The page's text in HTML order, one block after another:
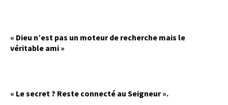
« Dieu n’est pas un moteur de recherche mais le
véritable ami »
« Le secret ? Reste connecté au Seigneur ».